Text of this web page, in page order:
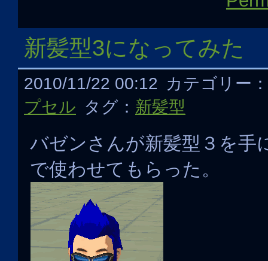
新髪型3になってみた
2010/11/22 00:12 カテゴリー：
プセル タグ： 新髪型
バゼンさんが新髪型３を手
で使わせてもらった。